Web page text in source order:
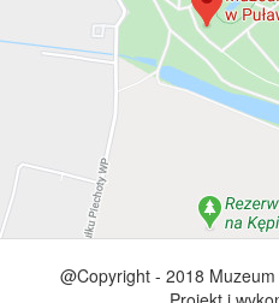
@Copyright - 2018